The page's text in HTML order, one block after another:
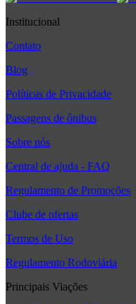
Institucional
Contato
Blog
Políticas de Privacidade
Passagens de ônibus
Sobre nós
Central de ajuda - FAQ
Regulamento de Promoções
Clube de ofertas
Termos de Uso
Regulamento Rodoviária
Principais Viações